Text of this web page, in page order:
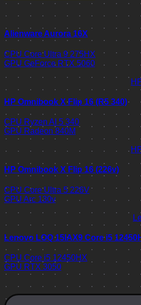
Alienware Aurora 16X
CPU Core Ultra 9 275HX
GPU GeForce RTX 5060
HP Omnibook X Flip 16 (R5 340)
CPU Ryzen AI 5 340
GPU Radeon 840M
HP Omnibook X Flip 16 (226v)
CPU Core Ultra 5 226V
GPU Arc 130v
Lenovo LOQ 15IAX9 Core i5
CPU Core i5 12450HX
GPU RTX 3050